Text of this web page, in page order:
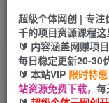
挂机
项目
脚本卡密
首页 创业课程 会
超级个体网创 | 专注
千的项目资源课程这
🔰 内容涵盖网赚项
每日稳定更新20-30
🔰 本站VIP 限时特惠
站资源免费下载， 每